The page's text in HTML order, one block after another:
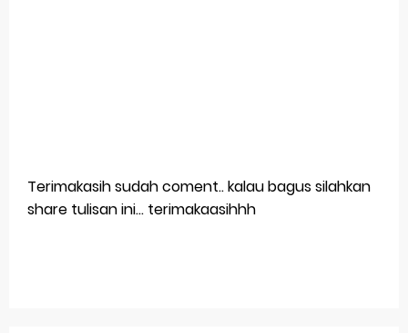
Terimakasih sudah coment.. kalau bagus silahkan
share tulisan ini... terimakaasihhh